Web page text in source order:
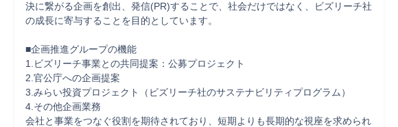
決に繋がる企画を創出、発信(PR)することで、社会だけではなく、ビズリーチ社
の成長に寄与することを目的としています。
■企画推進グループの機能
1.ビズリーチ事業との共同提案：公募プロジェクト
2.官公庁への企画提案
3.みらい投資プロジェクト（ビズリーチ社のサステナビリティプログラム）
4.その他企画業務
会社と事業をつなぐ役割を期待されており、短期よりも長期的な視座を求められ